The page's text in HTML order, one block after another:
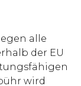
alle
der EU
wird